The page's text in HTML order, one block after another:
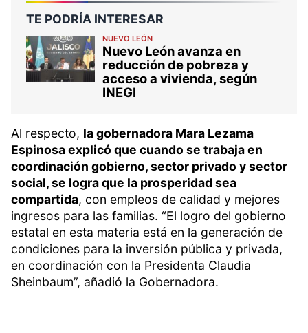
TE PODRÍA INTERESAR
NUEVO LEÓN
Nuevo León avanza en
reducción de pobreza y
acceso a vivienda, según
INEGI
Al respecto, la gobernadora Mara Lezama
Espinosa explicó que cuando se trabaja en
coordinación gobierno, sector privado y sector
social, se logra que la prosperidad sea
compartida, con empleos de calidad y mejores
ingresos para las familias. “El logro del gobierno
estatal en esta materia está en la generación de
condiciones para la inversión pública y privada,
en coordinación con la Presidenta Claudia
Sheinbaum”, añadió la Gobernadora.